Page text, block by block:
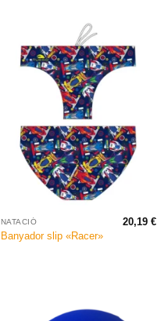
NATACIÓ
Banyador slip «Racer»
20,19€